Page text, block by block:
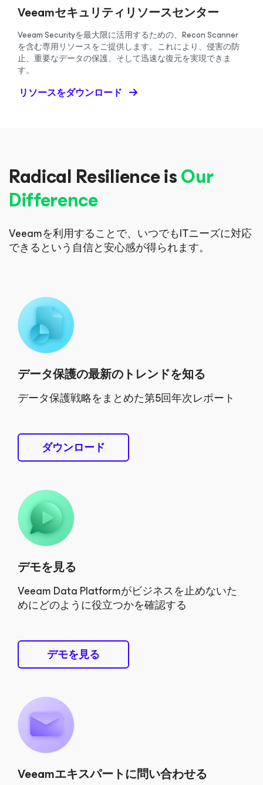
Veeamセキュリティリソースセンター
Veeam Securityを最大限に活用するための、Recon Scanner
を含む専用リソースをご提供します。これにより、侵害の防
止、重要なデータの保護、そして迅速な復元を実現できま
す。
リソースをダウンロード
Radical Resilience isOur
Difference
Veeamを利用することで、いつでもITニーズに対応
できるという自信と安心感が得られます。
データ保護の最新のトレンドを知る
データ保護戦略をまとめた第5回年次レポート
ダウンロード
デモを見る
Veeam Data Platformがビジネスを止めないた
めにどのように役立つかを確認する
デモを見る
Veeamエキスパートに問い合わせる